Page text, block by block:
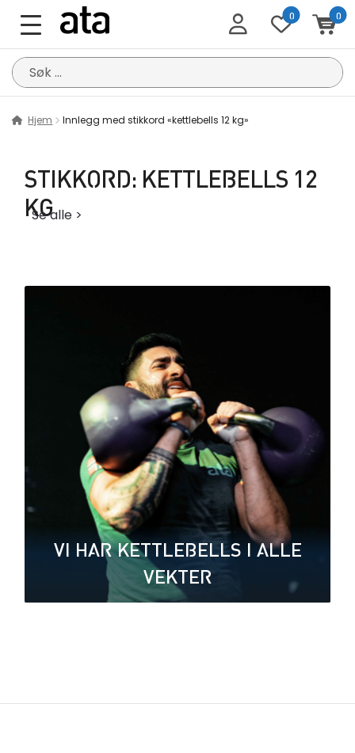
0 0
Søk
etter:
Hjem Innlegg med stikkord «kettlebells 12 kg»
STIKKORD: KETTLEBELLS 12
KG
Se alle >
VI HAR KETTLEBELLS I ALLE
VEKTER